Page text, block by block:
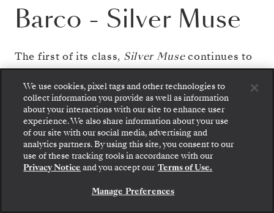
Barco - Silver Muse
The first of its class, Silver Musecontinues to
lead the way in comfort, service, dining and
quality. The S.A.L.T. Kitchen brings the tastes
of your journey’s destinations to the table,
while eight dining venues reveal a delicious
world of culinary discovery. At S.A.L.T. Bar,
expert mixologists craft cocktails inspired by
We use cookies, pixel tags and other technologies to
collect information you provide as well as information
about your interactions with our site to enhance user
experience. We also share information about your use
of our site with our social media, advertising and
analytics partners. By using this site, you consent to our
use of these tracking tools in accordance with our
Privacy Notice and you accept our Terms of Use.
Manage Preferences